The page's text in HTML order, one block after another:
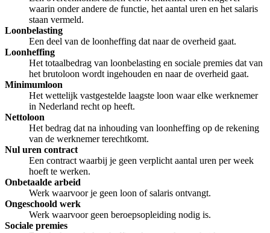
waarin onder andere de functie, het aantal uren en het salaris
staan vermeld.
Loonbelasting
Een deel van de loonheffing dat naar de overheid gaat.
Loonheffing
Het totaalbedrag van loonbelasting en sociale premies dat van
het brutoloon wordt ingehouden en naar de overheid gaat.
Minimumloon
Het wettelijk vastgestelde laagste loon waar elke werknemer
in Nederland recht op heeft.
Nettoloon
Het bedrag dat na inhouding van loonheffing op de rekening
van de werknemer terechtkomt.
Nul uren contract
Een contract waarbij je geen verplicht aantal uren per week
hoeft te werken.
Onbetaalde arbeid
Werk waarvoor je geen loon of salaris ontvangt.
Ongeschoold werk
Werk waarvoor geen beroepsopleiding nodig is.
Sociale premies